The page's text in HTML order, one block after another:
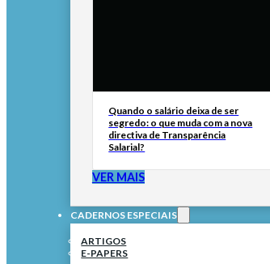
Quando o salário deixa de ser
segredo: o que muda com a nova
directiva de Transparência
Salarial?
VER MAIS
CADERNOS ESPECIAIS
ARTIGOS
E-PAPERS